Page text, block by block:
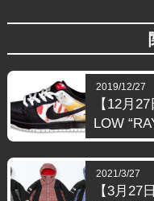
2019/12/27
【12月
LOW
2021/3/27
【3月27